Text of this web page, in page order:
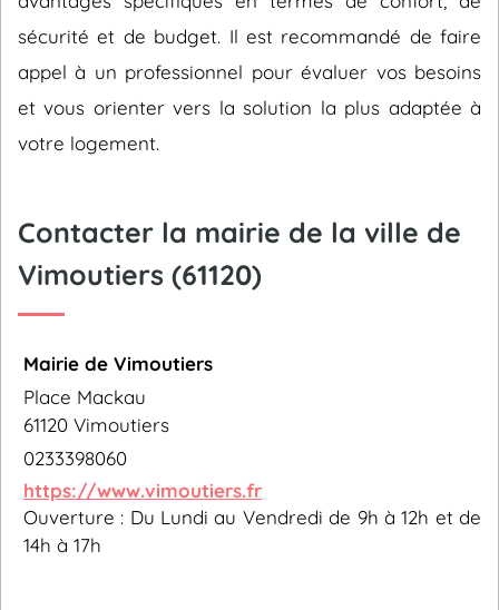
sécurité et de budget. Il est recommandé de faire
appel à un professionnel pour évaluer vos besoins
et vous orienter vers la solution la plus adaptée à
votre logement.
Contacter la mairie de la ville de
Vimoutiers (61120)
Mairie de Vimoutiers
Place Mackau
61120 Vimoutiers
0233398060
https://www.vimoutiers.fr
Ouverture : Du Lundi au Vendredi de 9h à 12h et de
14h à 17h